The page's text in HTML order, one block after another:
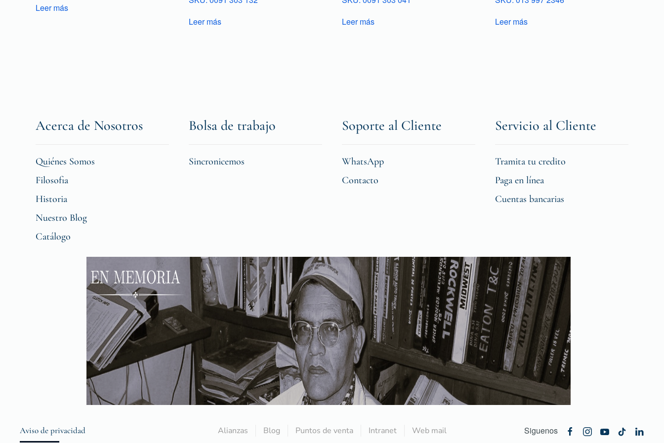
Leer más
Leer más
Leer más
Leer más
Acerca de Nosotros
Quiénes Somos
Filosofia
Historia
Nuestro Blog
Catálogo
Bolsa de trabajo
Sincronicemos
Soporte al Cliente
WhatsApp
Contacto
Servicio al Cliente
Tramita tu credito
Paga en línea
Cuentas bancarias
Aviso de privacidad Alianzas Blog Puntos de venta Intranet Web mail Siguenos